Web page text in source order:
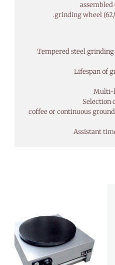
assembled
grinding wheel
Tempered steel
Lifespan of
Multi-
Selection
coffee or continuous
Assistant